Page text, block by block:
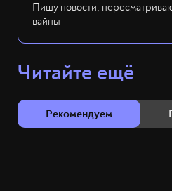
Пишу новости,
вайны
Читайте ещё
Рекомендуем